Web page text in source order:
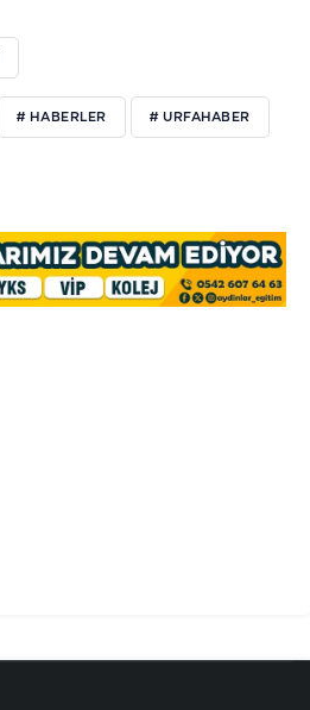
# HABERLER # URFAHABER